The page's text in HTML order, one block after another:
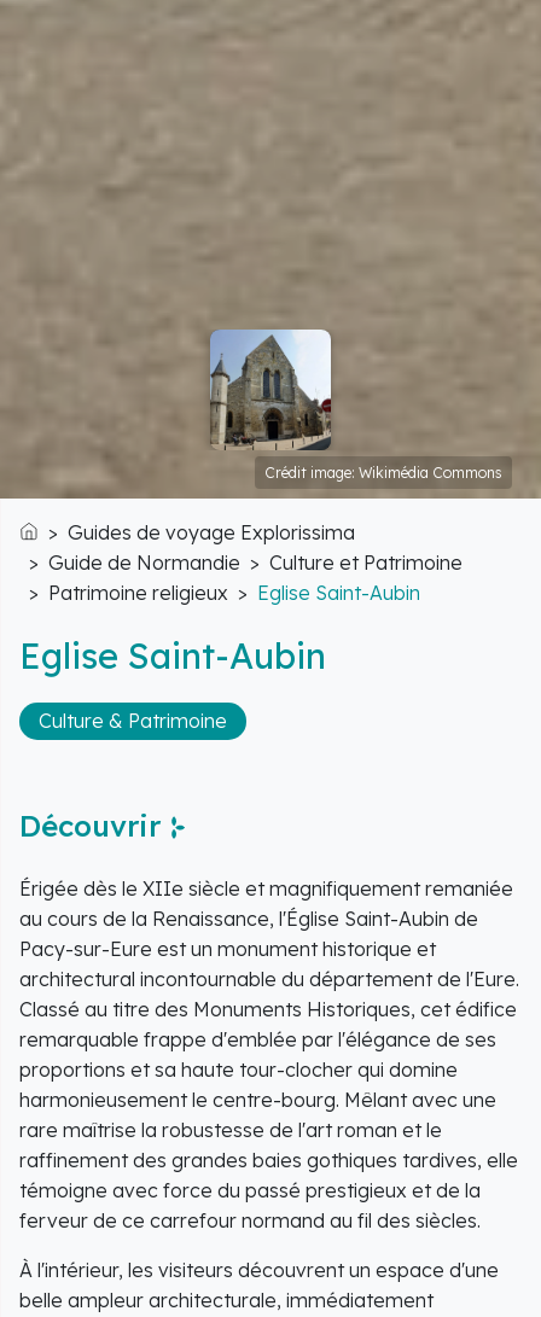
Crédit image: Wikimédia Commons
Accueil
Guides de voyage Explorissima
Guide de Normandie
Culture et Patrimoine
Patrimoine religieux
Eglise Saint-Aubin
Eglise Saint-Aubin
Culture & Patrimoine
Découvrir
Érigée dès le XIIe siècle et magnifiquement remaniée
au cours de la Renaissance, l'Église Saint-Aubin de
Pacy-sur-Eure est un monument historique et
architectural incontournable du département de l'Eure.
Classé au titre des Monuments Historiques, cet édifice
remarquable frappe d'emblée par l'élégance de ses
proportions et sa haute tour-clocher qui domine
harmonieusement le centre-bourg. Mêlant avec une
rare maîtrise la robustesse de l'art roman et le
raffinement des grandes baies gothiques tardives, elle
témoigne avec force du passé prestigieux et de la
ferveur de ce carrefour normand au fil des siècles.
À l'intérieur, les visiteurs découvrent un espace d'une
belle ampleur architecturale, immédiatement